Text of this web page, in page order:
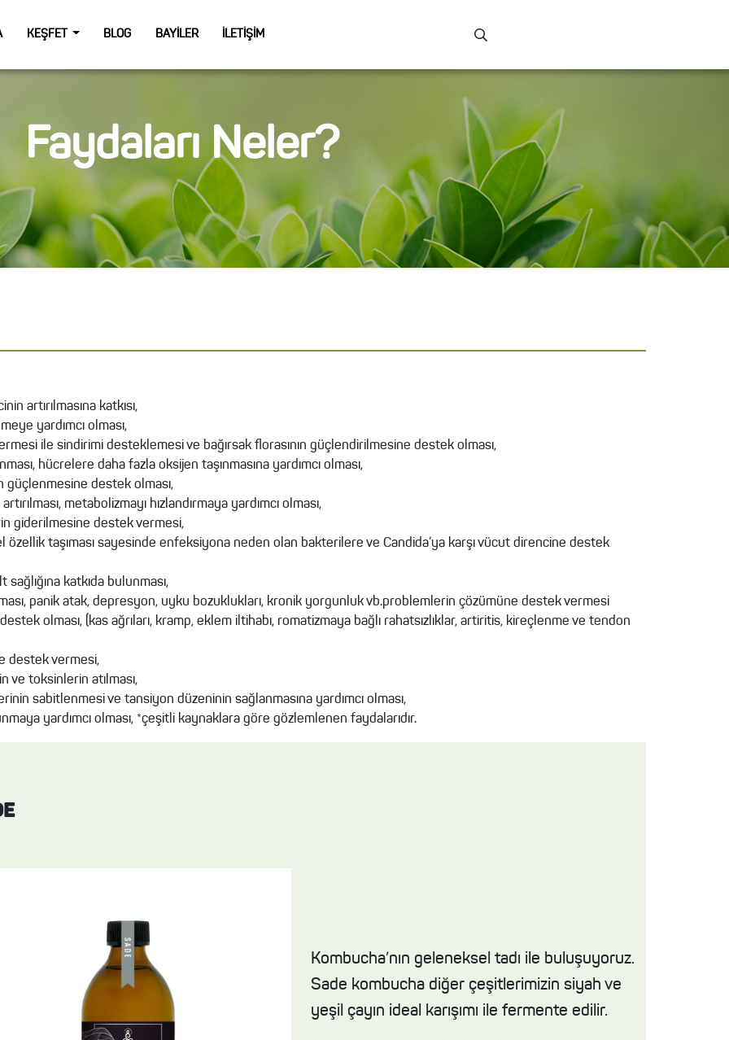
KEŞFET BLOG BAYILER İLETIŞIM
Faydaları Neler?
artırılmasına katkısı,
yardımcı olması,
ile sindirimi desteklemesi ve bağırsak florasının güçlendirilmesine destek olması,
hücrelere daha fazla oksijen taşınmasına yardımcı olması,
güçlenmesine destek olması,
metabolizmayı hızlandırmaya yardımcı olması,
giderilmesine destek vermesi,
taşıması sayesinde enfeksiyona neden olan bakterilere ve Candida’ya karşı vücut direncine destek
katkıda bulunması,
panik atak, depresyon, uyku bozuklukları, kronik yorgunluk vb.problemlerin çözümüne destek vermesi
olması, (kas ağrıları, kramp, eklem iltihabı, romatizmaya bağlı rahatsızlıklar, artiritis, kireçlenme ve tendon
destek vermesi,
ve toksinlerin atılması,
sabitlenmesi ve tansiyon düzeninin sağlanmasına yardımcı olması,
yardımcı olması, *çeşitli kaynaklara göre gözlemlenen faydalarıdır.
Kombucha’nın geleneksel tadı ile buluşuyoruz.
Sade kombucha diğer çeşitlerimizin siyah ve
yeşil çayın ideal karışımı ile fermente edilir.